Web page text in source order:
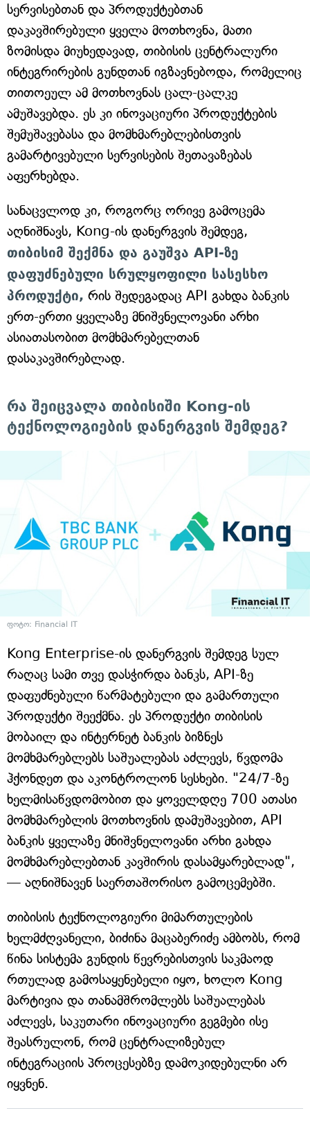
სერვისებთან და პროდუქტებთან
დაკავშირებული ყველა მოთხოვნა, მათი
ზომისდა მიუხედავად, თიბისის ცენტრალური
ინტეგრირების გუნდთან იგზავნებოდა, რომელიც
თითოეულ ამ მოთხოვნას ცალ-ცალკე
ამუშავებდა. ეს კი ინოვაციური პროდუქტების
შემუშავებასა და მომხმარებლებისთვის
გამარტივებული სერვისების შეთავაზებას
აფერხებდა.
სანაცვლოდ კი, როგორც ორივე გამოცემა
აღნიშნავს, Kong-ის დანერგვის შემდეგ,
თიბისიმ შექმნა და გაუშვა API-ზე
დაფუძნებული სრულყოფილი სასესხო
პროდუქტი, რის შედეგადაც API გახდა ბანკის
ერთ-ერთი ყველაზე მნიშვნელოვანი არხი
ასიათასობით მომხმარებელთან
დასაკავშირებლად.
რა შეიცვალა თიბისიში Kong-ის
ტექნოლოგიების დანერგვის შემდეგ?
ფოტო: Financial IT
Kong Enterprise-ის დანერგვის შემდეგ სულ
რაღაც სამი თვე დასჭირდა ბანკს, API-ზე
დაფუძნებული წარმატებული და გამართული
პროდუქტი შეექმნა. ეს პროდუქტი თიბისის
მობაილ და ინტერნეტ ბანკის ბიზნეს
მომხმარებლებს საშუალებას აძლევს, წვდომა
ჰქონდეთ და აკონტროლონ სესხები. "24/7-ზე
ხელმისაწვდომობით და ყოველდღე 700 ათასი
მომხმარებლის მოთხოვნის დამუშავებით, API
ბანკის ყველაზე მნიშვნელოვანი არხი გახდა
მომხმარებლებთან კავშირის დასამყარებლად",
— აღნიშნავენ საერთაშორისო გამოცემებში.
თიბისის ტექნოლოგიური მიმართულების
ხელმძღვანელი, ბიძინა მაცაბერიძე ამბობს, რომ
წინა სისტემა გუნდის წევრებისთვის საკმაოდ
რთულად გამოსაყენებელი იყო, ხოლო Kong
მარტივია და თანამშრომლებს საშუალებას
აძლევს, საკუთარი ინოვაციური გეგმები ისე
შეასრულონ, რომ ცენტრალიზებულ
ინტეგრაციის პროცესებზე დამოკიდებულნი არ
იყვნენ.